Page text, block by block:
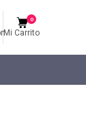
Mi Carrito
0